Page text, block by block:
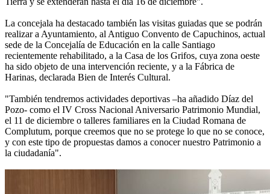
La concejala ha destacado también las visitas guiadas que se podrán
realizar a Ayuntamiento, al Antiguo Convento de Capuchinos, actual
sede de la Concejalía de Educación en la calle Santiago
recientemente rehabilitado, a la Casa de los Grifos, cuya zona oeste
ha sido objeto de una intervención reciente, y a la Fábrica de
Harinas, declarada Bien de Interés Cultural.
"También tendremos actividades deportivas –ha añadido Díaz del
Pozo- como el IV Cross Nacional Aniversario Patrimonio Mundial,
el 11 de diciembre o talleres familiares en la Ciudad Romana de
Complutum, porque creemos que no se protege lo que no se conoce,
y con este tipo de propuestas damos a conocer nuestro Patrimonio a
la ciudadanía".